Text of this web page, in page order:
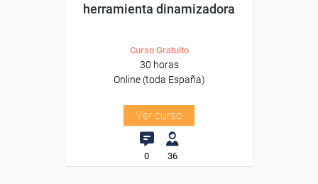
herramienta dinamizadora
Curso Gratuito
30 horas
Online (toda España)
Ver curso
0 36